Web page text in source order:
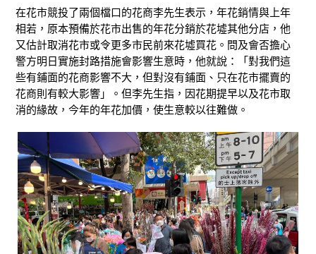
在花市競投了兩個檔口的花商李先生表示，年花銷情與上年
相若，原本預備於花市出售的年花分銷於花墟其他分店，他
又估計取消花市或令更多市民前來花墟買花。問及會否擔心
警方明日實施封路措施會影響生意時，他就說：「對我們這
些有鋪面的花商影響不大，但對沒有鋪面、只在花市擺賣的
花商則有較大影響」。但李先生指，因花期提早以及花市取
消的緣故，今年的年花加價，使生意較以往難做。